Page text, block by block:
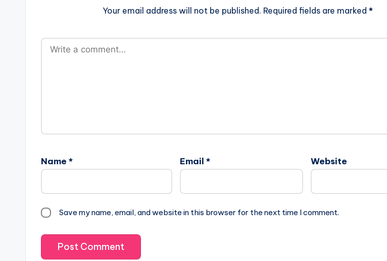
Your email address will not be published. Required fields are marked *
Name * Email * Website
Save my name, email, and website in this browser for the next time I comment.